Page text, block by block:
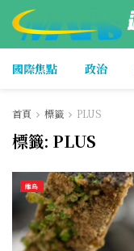
國際焦點 政治
首頁 標籤 PLUS
標籤: PLUS
離島